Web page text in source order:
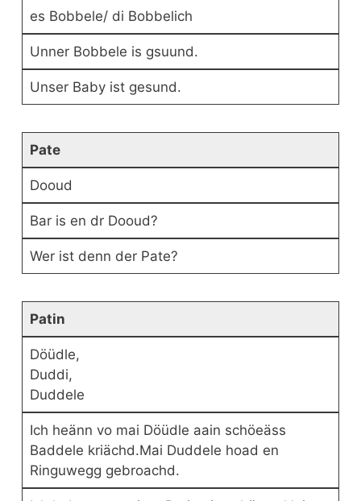
es Bobbele/ di Bobbelich
Unner Bobbele is gsuund.
Unser Baby ist gesund.
Pate
Dooud
Bar is en dr Dooud?
Wer ist denn der Pate?
Patin
Döüdle,
Duddi,
Duddele
Ich heänn vo mai Döüdle aain schöeäss
Baddele kriächd.Mai Duddele hoad en
Ringuwegg gebroachd.